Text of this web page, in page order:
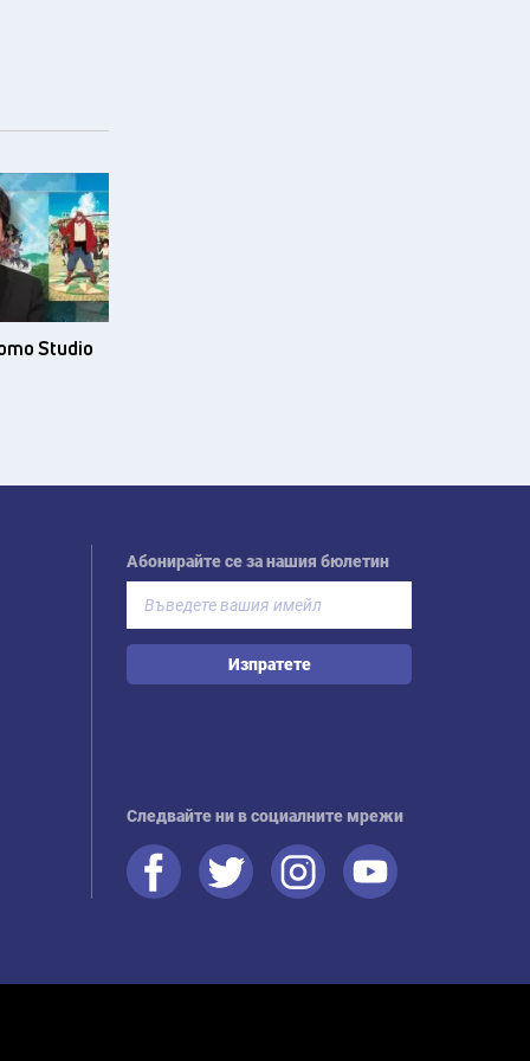
Studio
Абонирайте се за нашия бюлетин
Изпратете
Следвайте ни в социалните мрежи